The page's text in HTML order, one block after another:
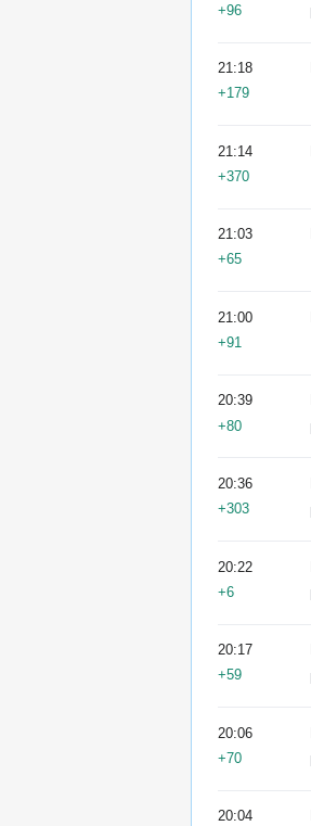
+96
21:18
+179
21:14
+370
21:03
+65
21:00
+91
20:39
+80
20:36
+303
20:22
+6
20:17
+59
20:06
+70
20:04